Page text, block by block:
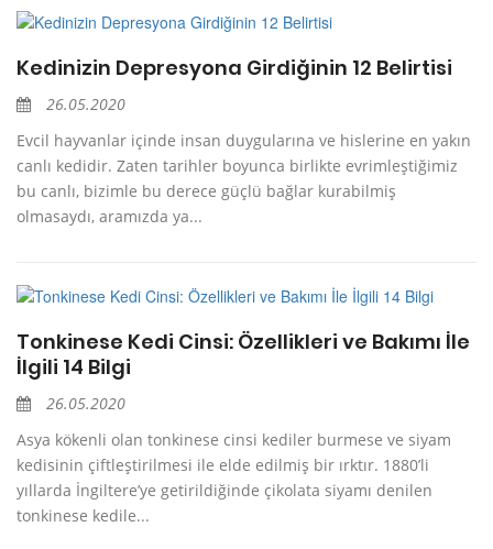
Kedinizin Depresyona Girdiğinin 12 Belirtisi
26.05.2020
Evcil hayvanlar içinde insan duygularına ve hislerine en yakın
canlı kedidir. Zaten tarihler boyunca birlikte evrimleştiğimiz
bu canlı, bizimle bu derece güçlü bağlar kurabilmiş
olmasaydı, aramızda ya...
Tonkinese Kedi Cinsi: Özellikleri ve Bakımı İle
İlgili 14 Bilgi
26.05.2020
Asya kökenli olan tonkinese cinsi kediler burmese ve siyam
kedisinin çiftleştirilmesi ile elde edilmiş bir ırktır. 1880’li
yıllarda İngiltere’ye getirildiğinde çikolata siyamı denilen
tonkinese kedile...